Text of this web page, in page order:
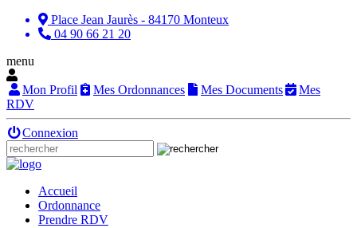
Place Jean Jaurès - 84170 Monteux
04 90 66 21 20
menu
Mon Profil Mes Ordonnances Mes Documents
Mes
RDV
Connexion
Accueil
Ordonnance
Prendre RDV